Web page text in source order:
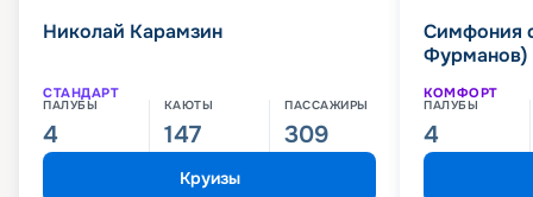
Николай Карамзин
СТАНДАРТ
ПАЛУБЫ
4
КАЮТЫ
147
ПАССАЖИРЫ
309
Круизы
Симфония
Фурманов)
КОМФОРТ
ПАЛУБЫ
4